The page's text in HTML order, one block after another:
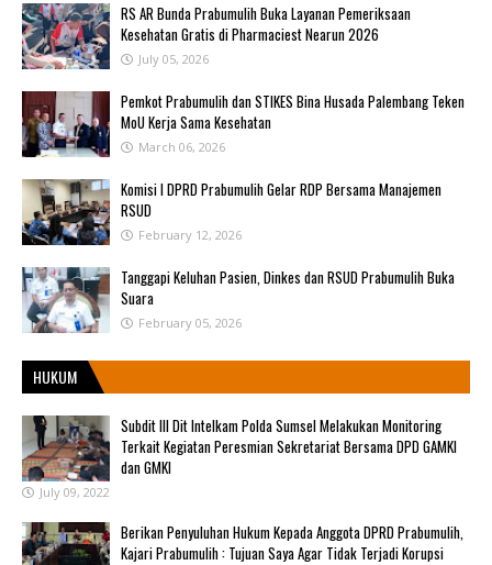
RS AR Bunda Prabumulih Buka Layanan Pemeriksaan
Kesehatan Gratis di Pharmaciest Nearun 2026
July 05, 2026
Pemkot Prabumulih dan STIKES Bina Husada Palembang Teken
MoU Kerja Sama Kesehatan
March 06, 2026
Komisi I DPRD Prabumulih Gelar RDP Bersama Manajemen
RSUD
February 12, 2026
Tanggapi Keluhan Pasien, Dinkes dan RSUD Prabumulih Buka
Suara
February 05, 2026
HUKUM
Subdit III Dit Intelkam Polda Sumsel Melakukan Monitoring
Terkait Kegiatan Peresmian Sekretariat Bersama DPD GAMKI
dan GMKI
July 09, 2022
Berikan Penyuluhan Hukum Kepada Anggota DPRD Prabumulih,
Kajari Prabumulih : Tujuan Saya Agar Tidak Terjadi Korupsi